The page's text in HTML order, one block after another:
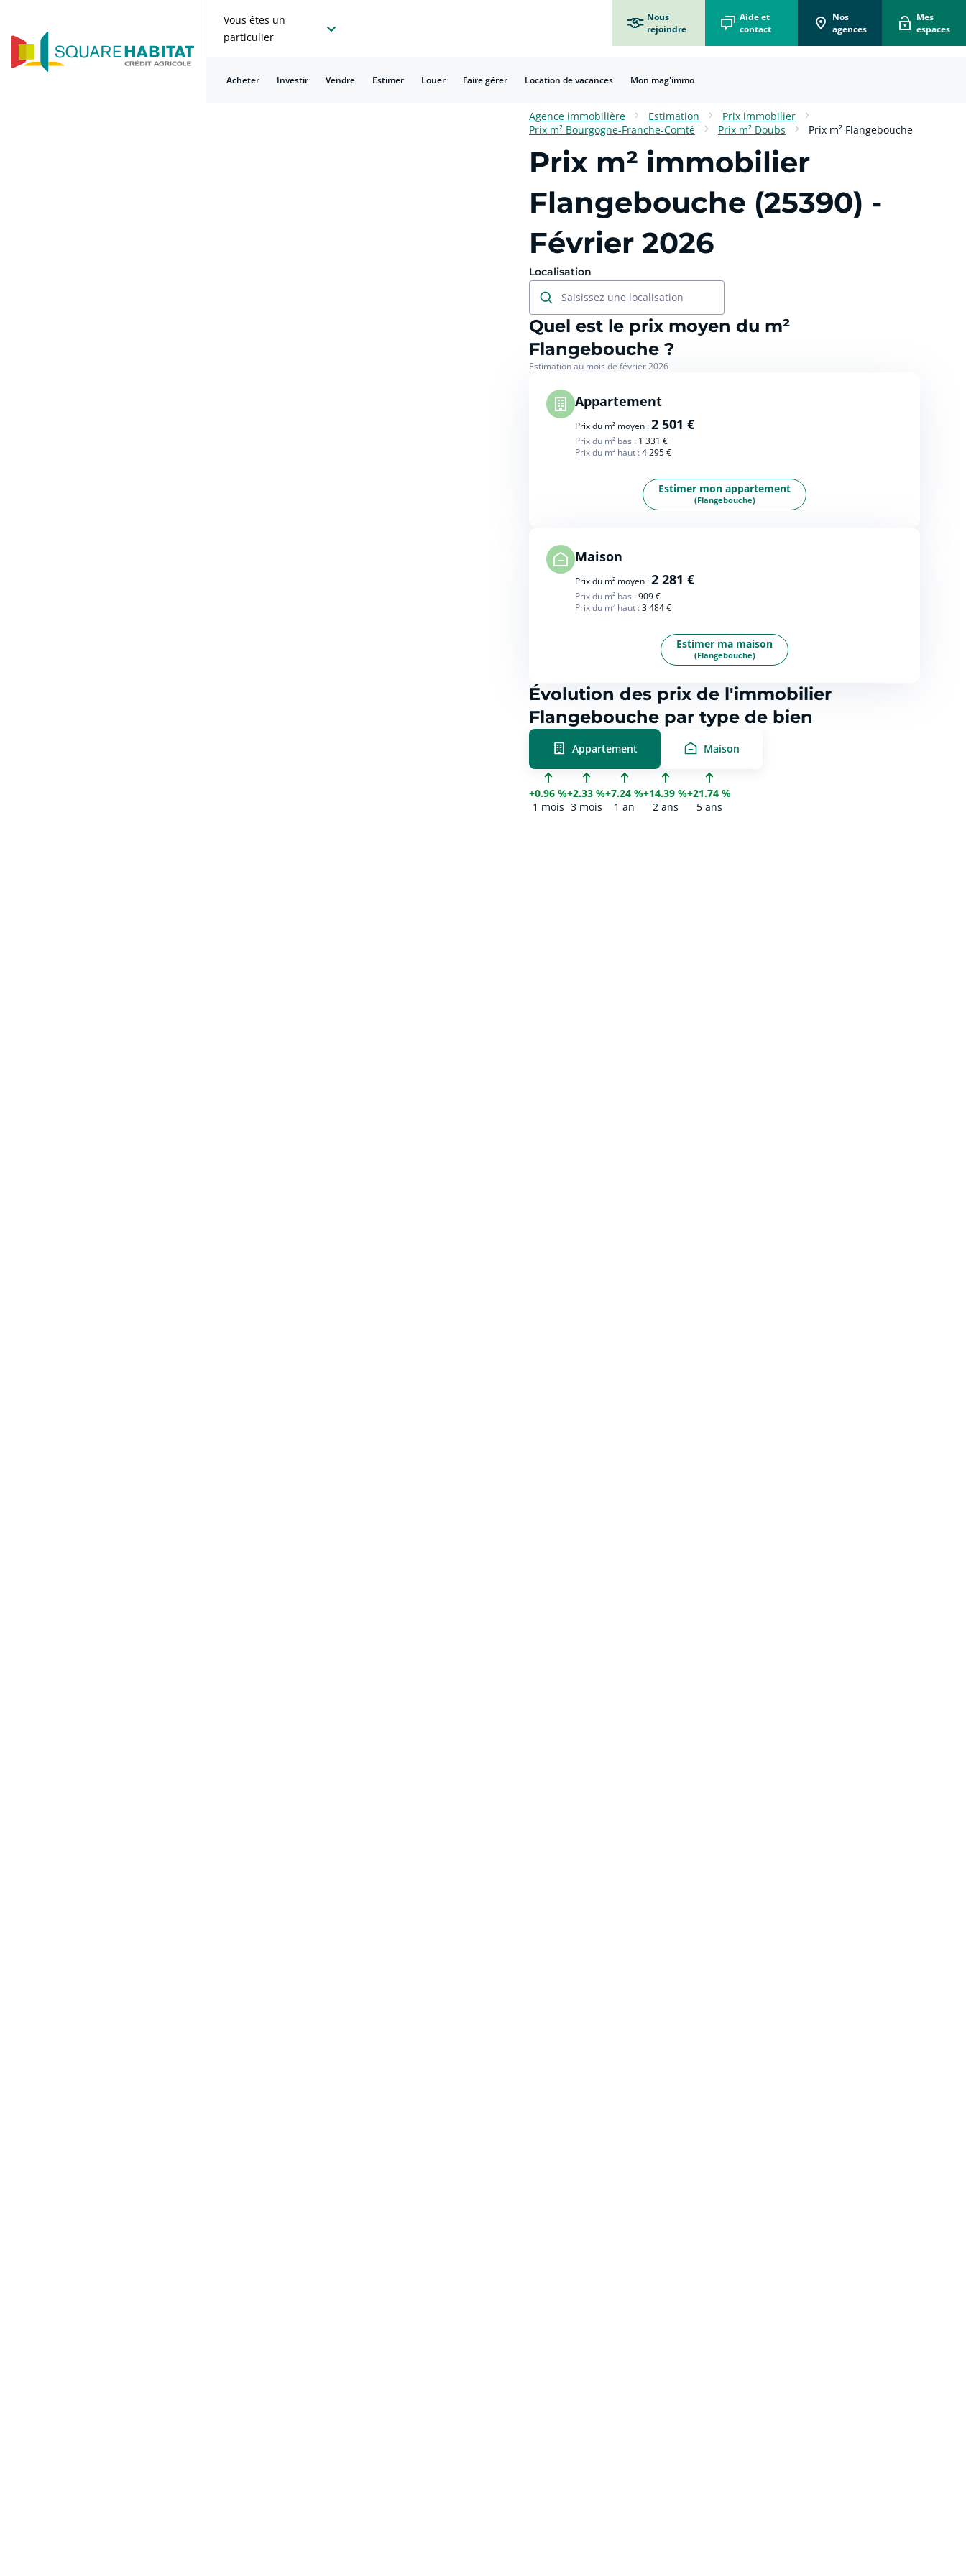
Vous êtes un
particulier
Nous
rejoindre
Aide et
contact
Nos
agences
Mes
espaces
Acheter Investir Vendre Estimer Louer Faire gérer Location de vacances Mon mag'immo
Agence immobilière Estimation
Prix immobilier
Prix m² Bourgogne-Franche-Comté
Prix m² Doubs Prix m² Flangebouche
Prix m² immobilier
Flangebouche (25390) -
Février 2026
Localisation
Saisissez une localisation
Quel est le prix moyen du m²
Flangebouche ?
Estimation au mois de février 2026
Appartement
Prix du m² moyen :2 501 €
Prix du m² bas : 1 331 €
Prix du m² haut :4 295 €
Estimer mon appartement
(Flangebouche)
Maison
Prix du m² moyen :2 281 €
Prix du m² bas :909 €
Prix du m² haut :3 484 €
Estimer ma maison
(Flangebouche)
Évolution des prix de l'immobilier
Flangebouche par type de bien
Appartement Maison
+0.96 %
1 mois
+2.33 %
3 mois
+7.24 %
1 an
+14.39 %
2 ans
+21.74 %
5 ans